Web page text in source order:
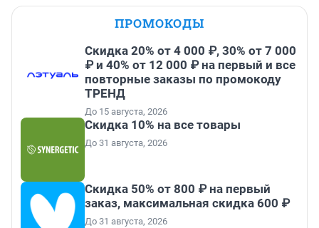
ПРОМОКОДЫ
Скидка 20% от 4 000 ₽, 30% от 7 000
₽ и 40% от 12 000 ₽ на первый и все
повторные заказы по промокоду
ТРЕНД
До 15 августа, 2026
Скидка 10% на все товары
До 31 августа, 2026
Скидка 50% от 800 ₽ на первый
заказ, максимальная скидка 600 ₽
До 31 августа, 2026